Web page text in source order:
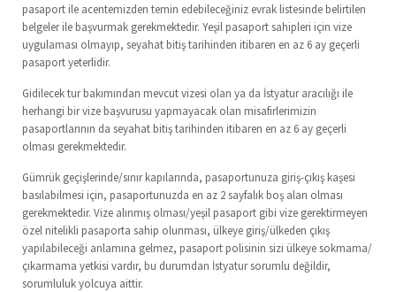
pasaport ile acentemizden temin edebileceğiniz evrak listesinde belirtilen
belgeler ile başvurmak gerekmektedir. Yeşil pasaport sahipleri için vize
uygulaması olmayıp, seyahat bitiş tarihinden itibaren en az 6 ay geçerli
pasaport yeterlidir.
Gidilecek tur bakımından mevcut vizesi olan ya da İstyatur aracılığı ile
herhangi bir vize başvurusu yapmayacak olan misafirlerimizin
pasaportlarının da seyahat bitiş tarihinden itibaren en az 6 ay geçerli
olması gerekmektedir.
Gümrük geçişlerinde/sınır kapılarında, pasaportunuza giriş-çıkış kaşesi
basılabilmesi için, pasaportunuzda en az 2 sayfalık boş alan olması
gerekmektedir. Vize alınmış olması/yeşil pasaport gibi vize gerektirmeyen
özel nitelikli pasaporta sahip olunması, ülkeye giriş/ülkeden çıkış
yapılabileceği anlamına gelmez, pasaport polisinin sizi ülkeye sokmama/
çıkarmama yetkisi vardır, bu durumdan İstyatur sorumlu değildir,
sorumluluk yolcuya aittir.